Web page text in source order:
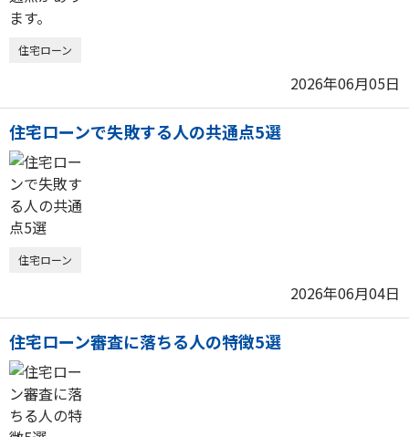
住宅ローン
2026年06月05日
住宅ローンで失敗する人の共通点5選
住宅ローン
2026年06月04日
住宅ローン審査に落ちる人の特徴5選